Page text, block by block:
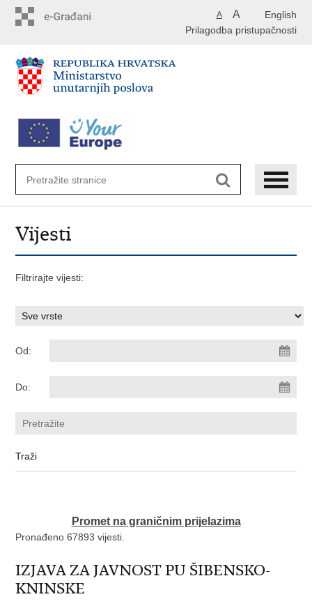
English
A A
Prilagodba pristupačnosti
Vijesti
Filtrirajte vijesti:
Od:
Do:
Promet na graničnim prijelazima
Pronađeno 67893 vijesti.
IZJAVA ZA JAVNOST PU ŠIBENSKO-
KNINSKE